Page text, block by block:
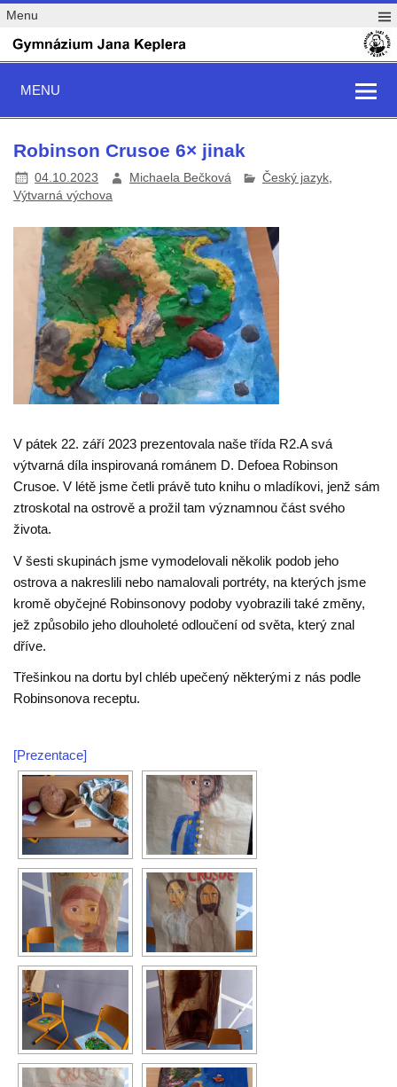
Menu
MENU
Robinson Crusoe 6× jinak
04.10.2023 Michaela Bečková Český jazyk,
Výtvarná výchova
V pátek 22. září 2023 prezentovala naše třída R2.A svá
výtvarná díla inspirovaná románem D. Defoea Robinson
Crusoe. V létě jsme četli právě tuto knihu o mladíkovi, jenž sám
ztroskotal na ostrově a prožil tam významnou část svého
života.
V šesti skupinách jsme vymodelovali několik podob jeho
ostrova a nakreslili nebo namalovali portréty, na kterých jsme
kromě obyčejné Robinsonovy podoby vyobrazili také změny,
jež způsobilo jeho dlouholeté odloučení od světa, který znal
dříve.
Třešinkou na dortu byl chléb upečený některými z nás podle
Robinsonova receptu.
[Prezentace]